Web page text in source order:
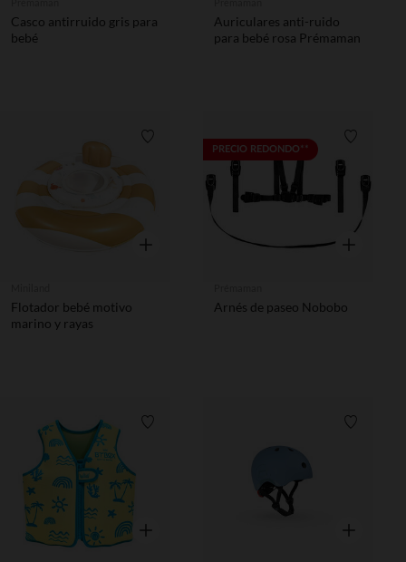
Casco antirruido gris para
bebé
Auriculares anti-ruido
para bebé rosa Prémaman
Lista de requisitos
Vista rápida
Flotador bebé motivo
marino y rayas
PRECIO REDONDO**
Vista rápida
Arnés de paseo Nobobo
Vista rápida Vista rápida